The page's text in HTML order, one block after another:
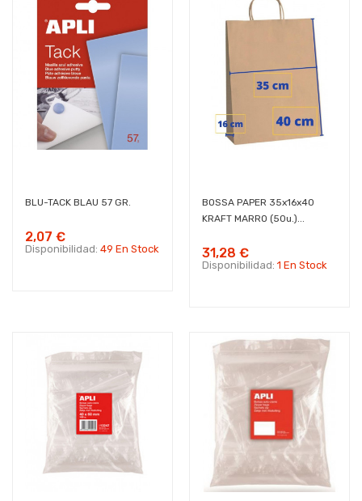
BLU-TACK BLAU 57 GR.
2,07 €
Disponibilidad: 49 En Stock
BOSSA PAPER 35x16x40
KRAFT MARRO (50u.)...
31,28 €
Disponibilidad: 1 En Stock